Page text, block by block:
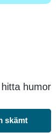
humor
skämt